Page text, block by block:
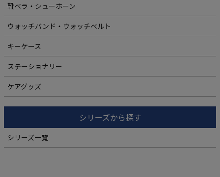
靴ベラ・シューホーン
ウォッチバンド・ウォッチベルト
キーケース
ステーショナリー
ケアグッズ
シリーズから探す
シリーズ一覧